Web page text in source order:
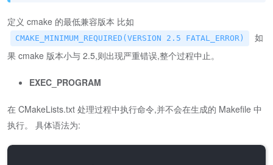
定义 cmake 的最低兼容版本 比如
CMAKE_MINIMUM_REQUIRED(VERSION 2.5 FATAL_ERROR)
如
果 cmake 版本小与 2.5,则出现严重错误,整个过程中止。
EXEC_PROGRAM
在 CMakeLists.txt 处理过程中执行命令,并不会在生成的 Makefile 中
执行。 具体语法为: